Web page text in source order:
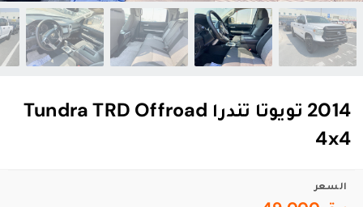
2014 تويوتا تندرا Tundra TRD Offroad
4x4
السعر